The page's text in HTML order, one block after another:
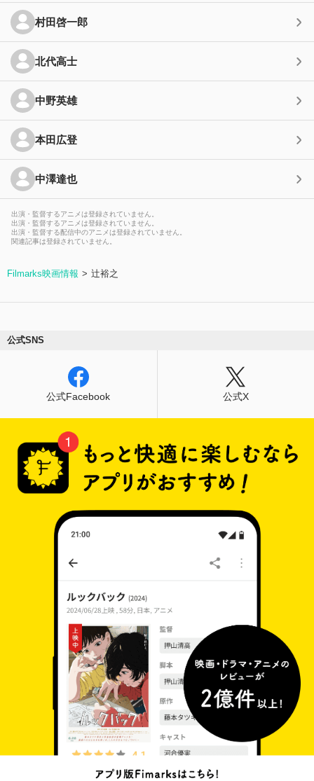
村田啓一郎
北代高士
中野英雄
本田広登
中澤達也
出演・監督するアニメは登録されていません。
出演・監督するアニメは登録されていません。
出演・監督する配信中のアニメは登録されていません。
関連記事は登録されていません。
Filmarks映画情報 辻裕之
公式SNS
公式Facebook 公式X